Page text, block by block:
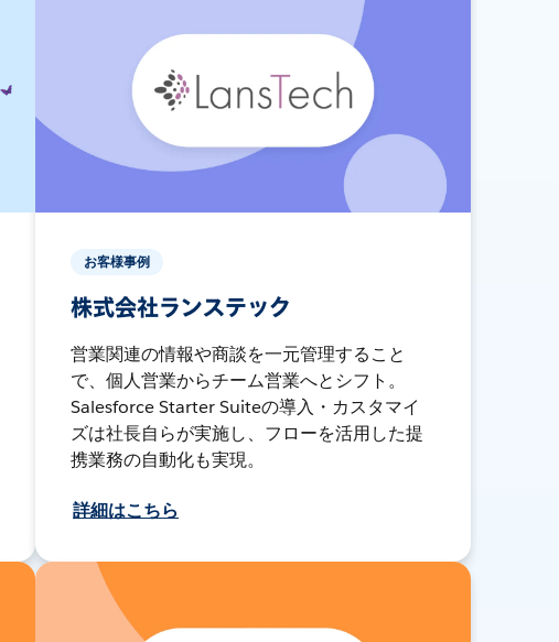
お客様事例
株式会社ランステック
営業関連の情報や商談を一元管理すること
で、個人営業からチーム営業へとシフト。
Salesforce Starter Suiteの導入・カスタマイ
ズは社長自らが実施し、フローを活用した提
携業務の自動化も実現。
詳細はこちら